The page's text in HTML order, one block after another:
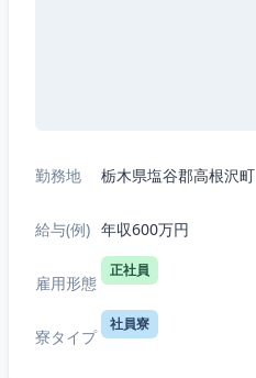
勤務地 栃木県塩谷郡高根沢町
給与(例) 年収600万円
雇用形態
正社員
寮タイプ
社員寮